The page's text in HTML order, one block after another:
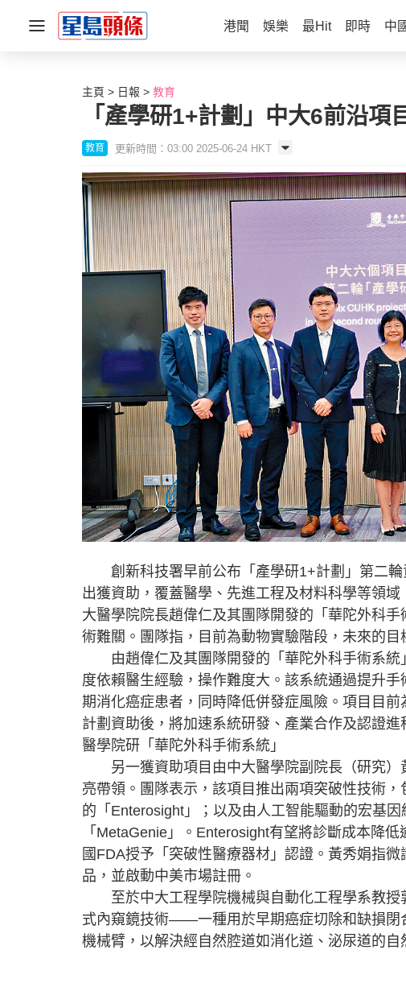
港聞 娛樂 最Hit 即時 中
主頁 日報 教育
「產學研1+計劃」中大6前沿項
教育 更新時間：03:00 2025-06-24 HKT
創新科技署早前公布「產學研1+計劃」第二輪
出獲資助，覆蓋醫學、先進工程及材料科學等領
大醫學院院長趙偉仁及其團隊開發的「華陀外科
術難關。團隊指，目前為動物實驗階段，未來的目
由趙偉仁及其團隊開發的「華陀外科手術系統
度依賴醫生經驗，操作難度大。該系統通過提升
期消化癌症患者，同時降低併發症風險。項目目
計劃資助後，將加速系統研發、產業合作及認證進
醫學院研「華陀外科手術系統」
另一獲資助項目由中大醫學院副院長（研究）
亮帶領。團隊表示，該項目推出兩項突破性技術
的「Enterosight」；以及由人工智能驅動的宏基
「MetaGenie」。Enterosight有望將診斷成本降
國FDA授予「突破性醫療器材」認證。黃秀娟指
品，並啟動中美市場註冊。
至於中大工程學院機械與自動化工程學系教授
式內窺鏡技術——一種用於早期癌症切除和缺損閉
機械臂，以解決經自然腔道如消化道、泌尿道的自